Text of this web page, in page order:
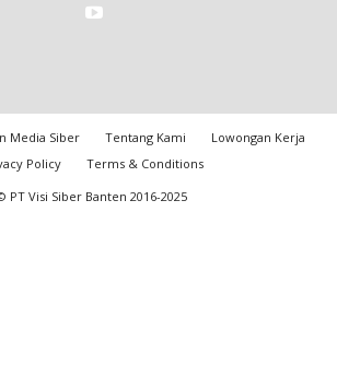
Media Siber Tentang Kami
Lowongan Kerja
Policy
Terms & Conditions
PT Visi Siber Banten 2016-2025